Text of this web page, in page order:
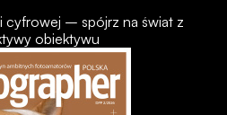
cyfrowej – spójrz na świat z
obiektywu